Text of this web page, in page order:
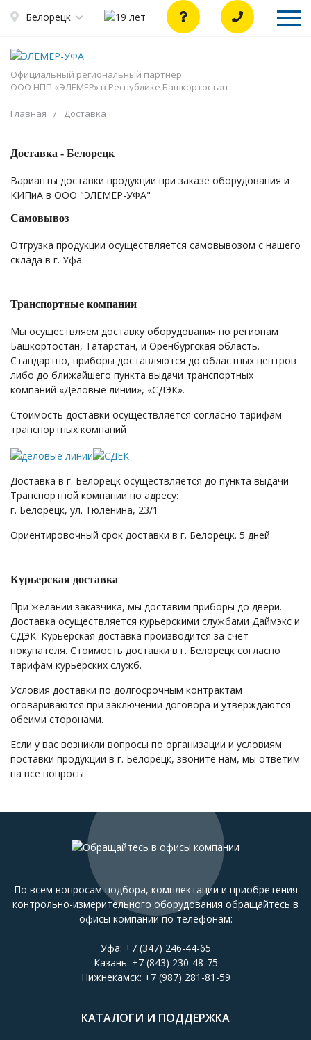
Белорецк
Официальный региональный партнер
ООО НПП «ЭЛЕМЕР» в Республике Башкортостан
Главная / Доставка
Доставка - Белорецк
Варианты доставки продукции при заказе оборудования и
КИПиА в ООО "ЭЛЕМЕР-УФА"
Самовывоз
Отгрузка продукции осуществляется самовывозом с нашего
склада в г. Уфа.
Транспортные компании
Мы осуществляем доставку оборудования по регионам
Башкортостан, Татарстан, и Оренбургская область.
Стандартно, приборы доставляются до областных центров
либо до ближайшего пункта выдачи транспортных
компаний «Деловые линии», «СДЭК».
Стоимость доставки осуществляется согласно тарифам
транспортных компаний
Доставка в г. Белорецк осуществляется до пункта выдачи
Транспортной компании по адресу:
г. Белорецк, ул. Тюленина, 23/1
Ориентировочный срок доставки в г. Белорецк. 5 дней
Курьерская доставка
При желании заказчика, мы доставим приборы до двери.
Доставка осуществляется курьерскими службами Даймэкс и
СДЭК. Курьерская доставка производится за счет
покупателя. Стоимость доставки в г. Белорецк согласно
тарифам курьерских служб.
Условия доставки по долгосрочным контрактам
оговариваются при заключении договора и утверждаются
обеими сторонами.
Если у вас возникли вопросы по организации и условиям
поставки продукции в г. Белорецк, звоните нам, мы ответим
на все вопросы.
По всем вопросам подбора, комплектации и приобретения
контрольно-измерительного оборудования обращайтесь в
офисы компании по телефонам:
Уфа: +7 (347) 246-44-65
Казань: +7 (843) 230-48-75
Нижнекамск: +7 (987) 281-81-59
КАТАЛОГИ И ПОДДЕРЖКА